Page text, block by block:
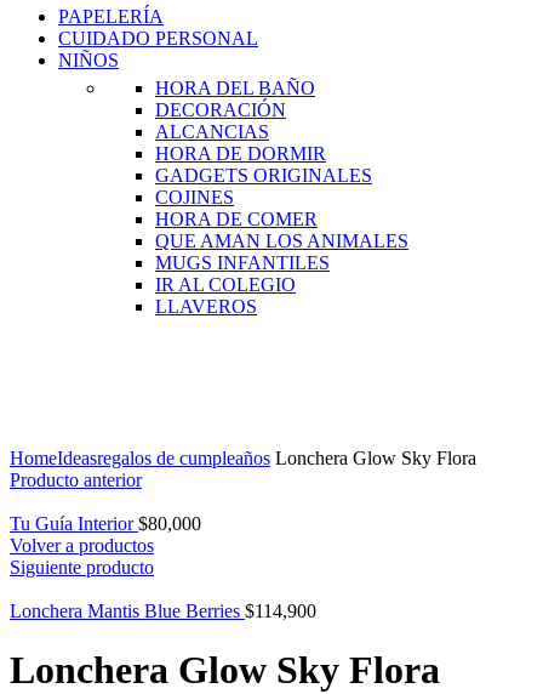
PAPELERÍA
CUIDADO PERSONAL
NIÑOS
HORA DEL BAÑO
DECORACIÓN
ALCANCIAS
HORA DE DORMIR
GADGETS ORIGINALES
COJINES
HORA DE COMER
QUE AMAN LOS ANIMALES
MUGS INFANTILES
IR AL COLEGIO
LLAVEROS
HomeIdeasregalos de cumpleaños Lonchera Glow Sky Flora
Producto anterior
Tu Guía Interior$80,000
Volver a productos
Siguiente producto
Lonchera Mantis Blue Berries $114,900
Lonchera Glow Sky Flora